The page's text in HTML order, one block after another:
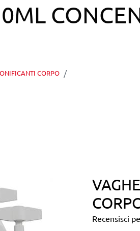
CORPO
Recensisci